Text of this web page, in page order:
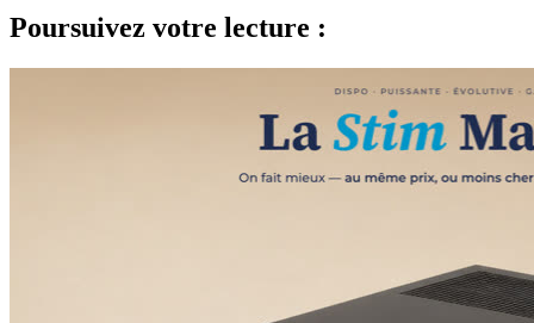
Poursuivez votre lecture :